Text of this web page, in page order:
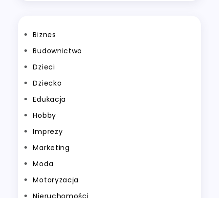
Biznes
Budownictwo
Dzieci
Dziecko
Edukacja
Hobby
Imprezy
Marketing
Moda
Motoryzacja
Nieruchomości